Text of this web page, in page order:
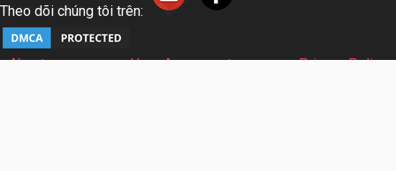
Theo dõi chúng tôi trên:
About us User Agreement
Privacy Policy